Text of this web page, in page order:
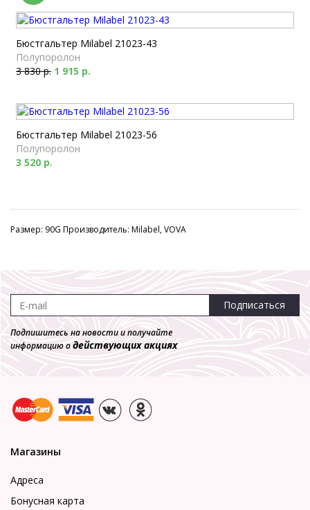
Бюстгальтер Milabel 21023-43
Полупоролон
3 830 р. 1 915 р.
Бюстгальтер Milabel 21023-56
Полупоролон
3 520 р.
Размер: 90G Производитель: Milabel, VOVA
Подписаться
Подпишитесь на новости и получайте
информацию одействующих акциях
Магазины
Адреса
Бонусная карта